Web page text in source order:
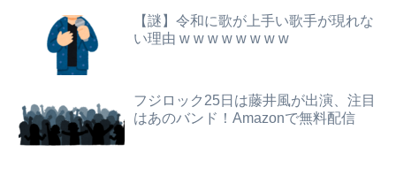
【悲報】男が嫌いな男の特徴がこちらｗｗｗｗｗｗｗｗｗｗ
【悲報】ロシア、じわじわと逝き始める
【謎】令和に歌が上手い歌手が現れな
い理由 w w w w w w w w
フジロック25日は藤井風が出演、注目
はあのバンド！Amazonで無料配信